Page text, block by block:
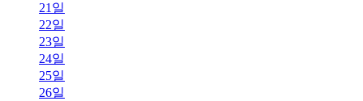
21일
22일
23일
24일
25일
26일